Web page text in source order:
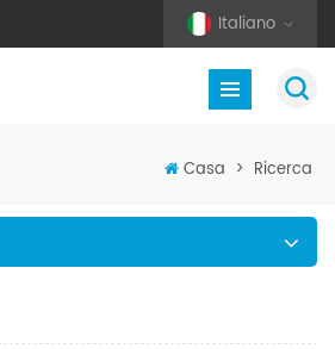
Italiano
Casa > Ricerca